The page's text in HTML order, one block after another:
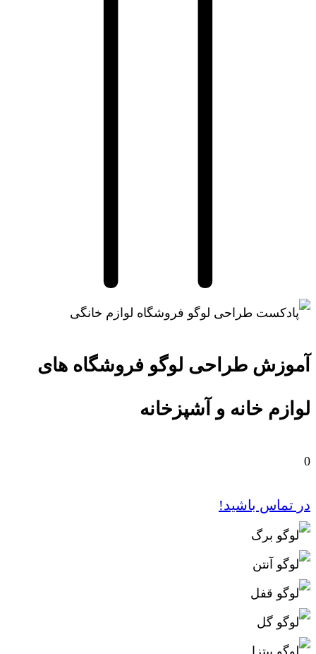
آموزش طراحی لوگو فروشگاه های
لوازم خانه و آشپزخانه
0
در تماس باشید!